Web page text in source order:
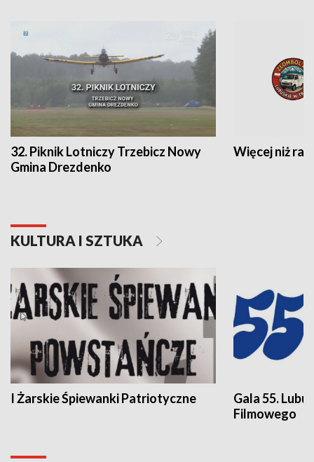
32. Piknik Lotniczy Trzebicz Nowy
Gmina Drezdenko
Więcej niż rajd
KULTURA I SZTUKA
I Żarskie Śpiewanki Patriotyczne
Gala 55.
Filmowego